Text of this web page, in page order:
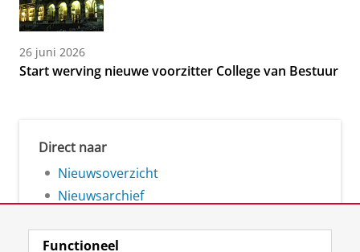
26 juni 2026
Start werving nieuwe voorzitter College van Bestuur
Direct naar
Nieuwsoverzicht
Nieuwsarchief
Functioneel